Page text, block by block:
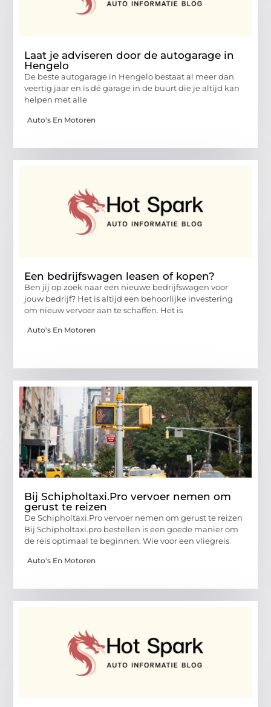
Laat je adviseren door de autogarage in
Hengelo
De beste autogarage in Hengelo bestaat al meer dan
veertig jaar en is dé garage in de buurt die je altijd kan
helpen met alle
Auto's En Motoren
Een bedrijfswagen leasen of kopen?
Ben jij op zoek naar een nieuwe bedrijfswagen voor
jouw bedrijf? Het is altijd een behoorlijke investering
om nieuw vervoer aan te schaffen. Het is
Auto's En Motoren
Bij Schipholtaxi.Pro vervoer nemen om
gerust te reizen
De Schipholtaxi.Pro vervoer nemen om gerust te reizen
Bij Schipholtaxi.pro bestellen is een goede manier om
de reis optimaal te beginnen. Wie voor een vliegreis
Auto's En Motoren